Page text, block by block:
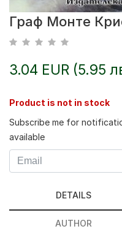
Граф Монте
3.04 EUR (5.95
Product is not in stock
Subscribe me for
available
DETAILS
AUTHOR